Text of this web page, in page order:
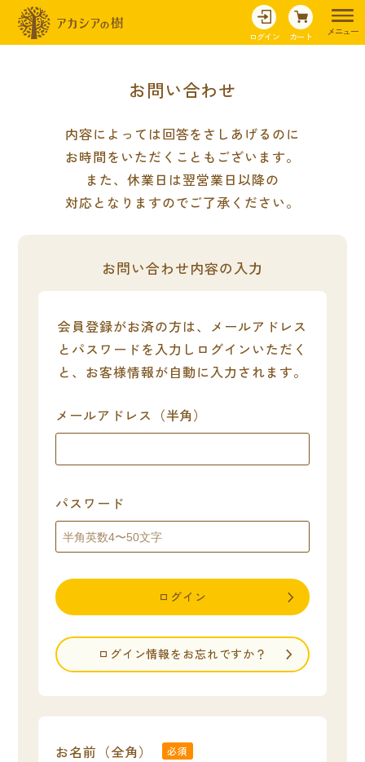
メニュー
ログイン カート
お問い合わせ
内容によっては回答をさしあげるのに
お時間をいただくこともございます。
また、休業日は翌営業日以降の
対応となりますのでご了承ください。
お問い合わせ内容の入力
会員登録がお済の方は、メールアドレス
とパスワードを入力し ログインいただく
と、お客様情報が自動に入力されます。
メールアドレス（半角）
パスワード
ログイン
ログイン情報をお忘れですか？
お名前（全角） 必須